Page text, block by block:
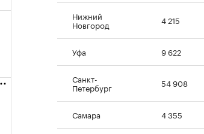
Нижний
Новгород 4 215
Уфа 9 622
Санкт-
Петербург 54 908
Самара 4 355